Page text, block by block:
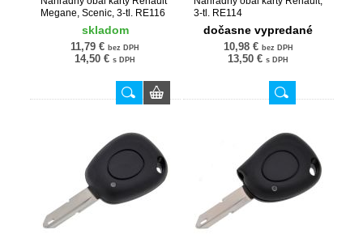
Megane, Scenic, 3-tl. RE116
skladom
11,79 € bez DPH
14,50 € s DPH
3-tl. RE114
dočasne vypredané
10,98 € bez DPH
13,50 € s DPH